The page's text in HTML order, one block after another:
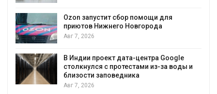
Ozon запустит сбор помощи для
приютов Нижнего Новгорода
Авг 7, 2026
В Индии проект дата-центра Google
столкнулся с протестами из-за воды и
близости заповедника
Авг 7, 2026
Авг 7, 2026